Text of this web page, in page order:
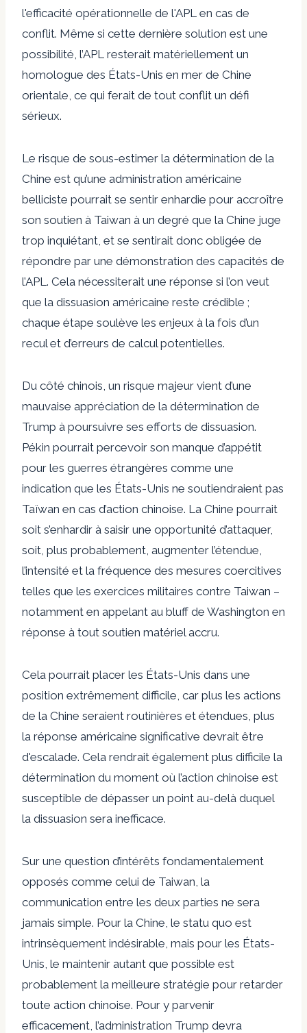
l'efficacité opérationnelle de l'APL en cas de
conflit. Même si cette dernière solution est une
possibilité, l’APL resterait matériellement un
homologue des États-Unis en mer de Chine
orientale, ce qui ferait de tout conflit un défi
sérieux.
Le risque de sous-estimer la détermination de la
Chine est qu’une administration américaine
belliciste pourrait se sentir enhardie pour accroître
son soutien à Taiwan à un degré que la Chine juge
trop inquiétant, et se sentirait donc obligée de
répondre par une démonstration des capacités de
l’APL. Cela nécessiterait une réponse si l’on veut
que la dissuasion américaine reste crédible ;
chaque étape soulève les enjeux à la fois d’un
recul et d’erreurs de calcul potentielles.
Du côté chinois, un risque majeur vient d’une
mauvaise appréciation de la détermination de
Trump à poursuivre ses efforts de dissuasion.
Pékin pourrait percevoir son manque d’appétit
pour les guerres étrangères comme une
indication que les États-Unis ne soutiendraient pas
Taïwan en cas d’action chinoise. La Chine pourrait
soit s’enhardir à saisir une opportunité d’attaquer,
soit, plus probablement, augmenter l’étendue,
l’intensité et la fréquence des mesures coercitives
telles que les exercices militaires contre Taiwan –
notamment en appelant au bluff de Washington en
réponse à tout soutien matériel accru.
Cela pourrait placer les États-Unis dans une
position extrêmement difficile, car plus les actions
de la Chine seraient routinières et étendues, plus
la réponse américaine significative devrait être
d'escalade. Cela rendrait également plus difficile la
détermination du moment où l’action chinoise est
susceptible de dépasser un point au-delà duquel
la dissuasion sera inefficace.
Sur une question d’intérêts fondamentalement
opposés comme celui de Taiwan, la
communication entre les deux parties ne sera
jamais simple. Pour la Chine, le statu quo est
intrinsèquement indésirable, mais pour les États-
Unis, le maintenir autant que possible est
probablement la meilleure stratégie pour retarder
toute action chinoise. Pour y parvenir
efficacement, l’administration Trump devra